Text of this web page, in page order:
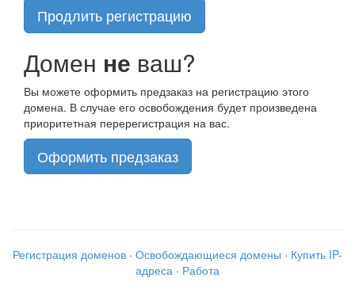
Продлить регистрацию
Домен не ваш?
Вы можете оформить предзаказ на регистрацию этого
домена. В случае его освобождения будет произведена
приоритетная перерегистрация на вас.
Оформить предзаказ
Регистрация доменов · Освобождающиеся домены · Купить IP-
адреса · Работа